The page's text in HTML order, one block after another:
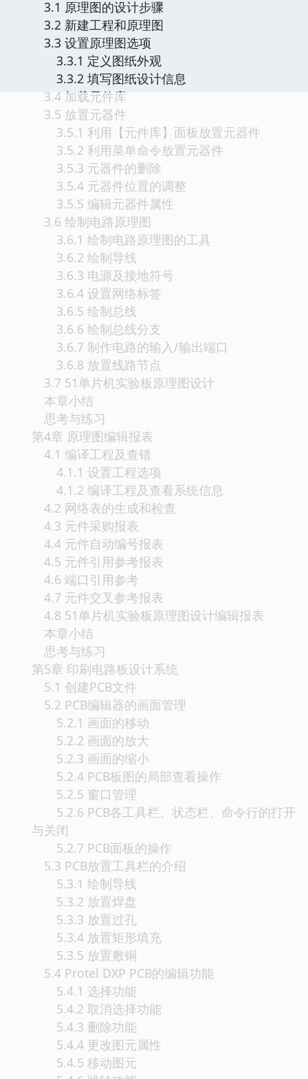
3.1 原理图的设计步骤
3.2 新建工程和原理图
3.3 设置原理图选项
3.3.1 定义图纸外观
3.3.2 填写图纸设计信息
3.4 加载元件库
3.5 放置元器件
3.5.1 利用【元件库】面板放置元器件
3.5.2 利用菜单命令放置元器件
3.5.3 元器件的删除
3.5.4 元器件位置的调整
3.5.5 编辑元器件属性
3.6 绘制电路原理图
3.6.1 绘制电路原理图的工具
3.6.2 绘制导线
3.6.3 电源及接地符号
3.6.4 设置网络标签
3.6.5 绘制总线
3.6.6 绘制总线分支
3.6.7 制作电路的输入/输出端口
3.6.8 放置线路节点
3.7 51单片机实验板原理图设计
本章小结
思考与练习
第4章 原理图编辑报表
4.1 编译工程及查错
4.1.1 设置工程选项
4.1.2 编译工程及查看系统信息
4.2 网络表的生成和检查
4.3 元件采购报表
4.4 元件自动编号报表
4.5 元件引用参考报表
4.6 端口引用参考
4.7 元件交叉参考报表
4.8 51单片机实验板原理图设计编辑报表
本章小结
思考与练习
第5章 印刷电路板设计系统
5.1 创建PCB文件
5.2 PCB编辑器的画面管理
5.2.1 画面的移动
5.2.2 画面的放大
5.2.3 画面的缩小
5.2.4 PCB板图的局部查看操作
5.2.5 窗口管理
5.2.6 PCB各工具栏、状态栏、命令行的打开
与关闭
5.2.7 PCB面板的操作
5.3 PCB放置工具栏的介绍
5.3.1 绘制导线
5.3.2 放置焊盘
5.3.3 放置过孔
5.3.4 放置矩形填充
5.3.5 放置敷铜
5.4 Protel DXP PCB的编辑功能
5.4.1 选择功能
5.4.2 取消选择功能
5.4.3 删除功能
5.4.4 更改图元属性
5.4.5 移动图元